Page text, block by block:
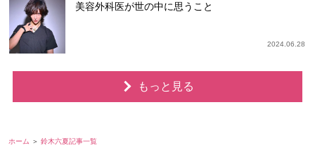
美容外科医が世の中に思うこと
2024.06.28
もっと見る
ホーム 鈴木六夏記事一覧